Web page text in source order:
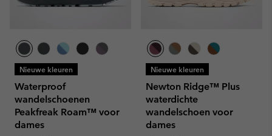
Nieuwe kleuren
Waterproof
wandelschoenen
Peakfreak Roam™ voor
dames
Nieuwe kleuren
Newton Ridge™ Plus
waterdichte
wandelschoen voor
dames